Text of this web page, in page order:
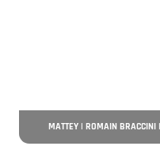
MATTEY | ROMAIN BRACCINI